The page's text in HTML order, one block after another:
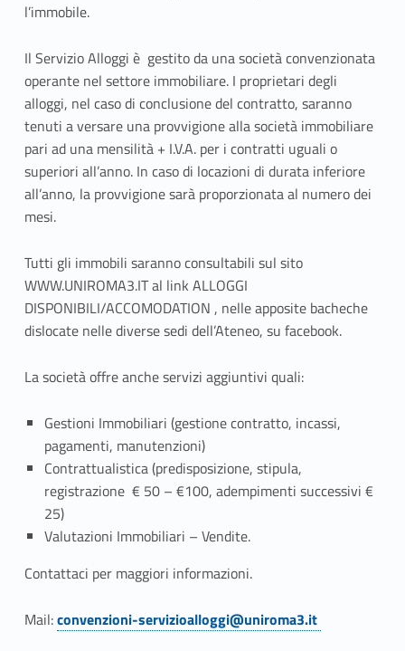
o
c
a
z
i
o
n
e
u
n
i
m
m
o
i
l
e
l’immobile.
Il Servizio Alloggi è gestito da una società convenzionata
operante nel settore immobiliare. I proprietari degli
alloggi, nel caso di conclusione del contratto, saranno
tenuti a versare una provvigione alla società immobiliare
pari ad una mensilità + I.V.A. per i contratti uguali o
superiori all’anno. In caso di locazioni di durata inferiore
all’anno, la provvigione sarà proporzionata al numero dei
mesi.
Tutti gli immobili saranno consultabili sul sito
WWW.UNIROMA3.IT al link ALLOGGI
DISPONIBILI/ACCOMODATION , nelle apposite bacheche
dislocate nelle diverse sedi dell’Ateneo, su facebook.
La società offre anche servizi aggiuntivi quali:
Gestioni Immobiliari (gestione contratto, incassi,
pagamenti, manutenzioni)
Contrattualistica (predisposizione, stipula,
registrazione € 50 – €100, adempimenti successivi €
25)
Valutazioni Immobiliari – Vendite.
Contattaci per maggiori informazioni.
Mail:
Link identifier #identifier__34178-1
convenzioni-servizioalloggi@uniroma3.it